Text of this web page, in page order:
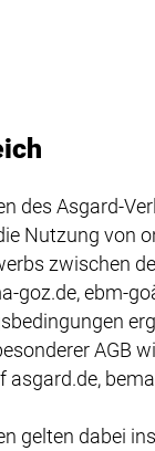
des Asgard-
Nutzung von
zwischen
goz.de, ebm-
AGB
asgard.de,
gelten dabei